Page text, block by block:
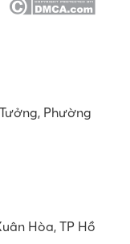
Phường
Hòa, TP Hồ